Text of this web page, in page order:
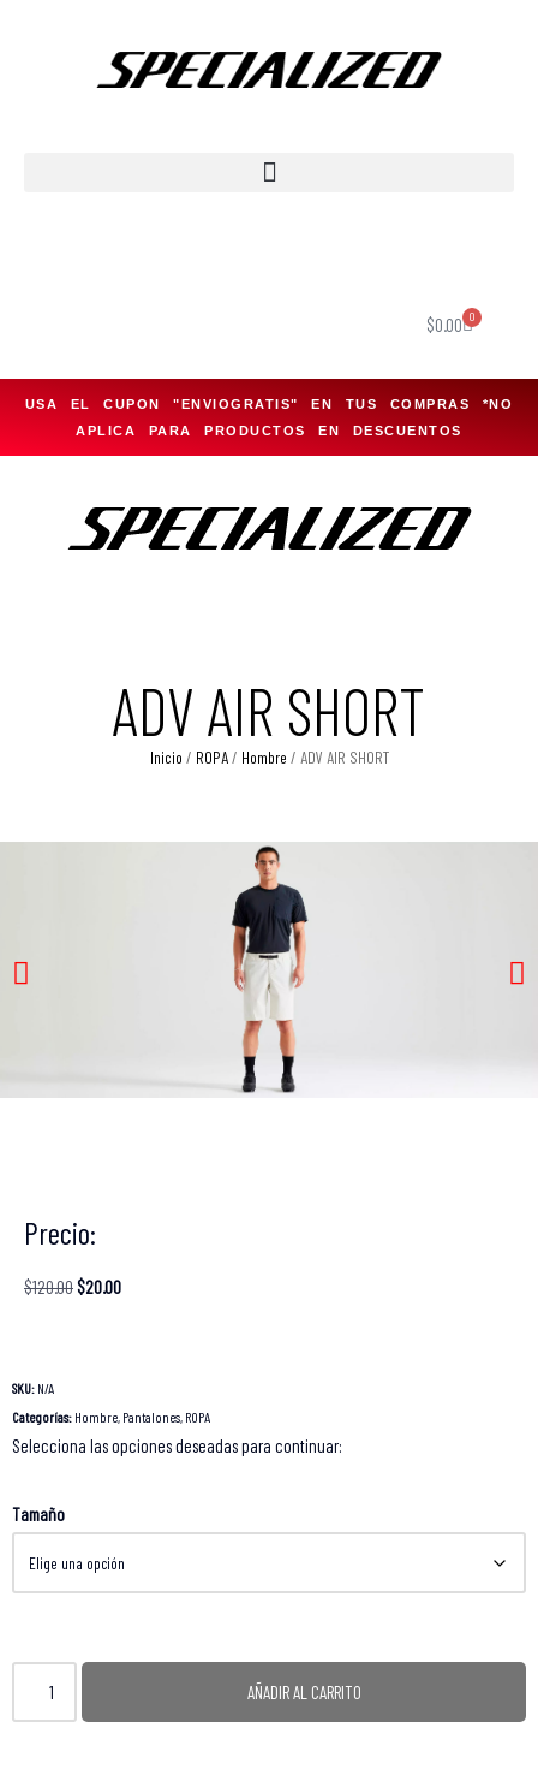
$0.00 0
USA EL CUPON "ENVIOGRATIS" EN TUS COMPRAS *NO
APLICA PARA PRODUCTOS EN DESCUENTOS
ADV AIR SHORT
Inicio / ROPA/ Hombre / ADV AIR SHORT
Precio:
$120.00$20.00
SKU: N/A
Categorías: Hombre Pantalones ROPA
Selecciona las opciones deseadas para continuar:
Tamaño
AÑADIR AL CARRITO